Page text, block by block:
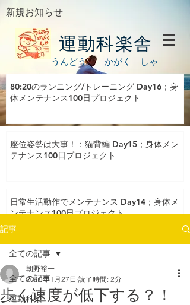
新規お知らせ
運動科楽舎
うんどう かがく しゃ
80:20のランニング/トレーニング Day16；身
体メンテナンス100日プロジェクト
座位姿勢は大事！：猫背編 Day15；身体メン
テナンス100日プロジェクト
日常生活動作でメンテナンス Day14；身体メ
ンテナンス100日プロジェクト
記事
全ての記事
運動科楽
全ての記事
歩く速度が低下する？！
朝野裕一
2018年1月27日 読了時間: 2分